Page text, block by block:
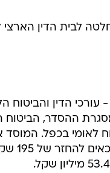
לבית הדין
עורכי הדין
ההסדר,